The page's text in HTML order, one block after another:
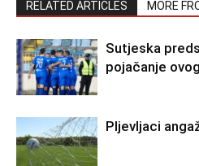
RELATED ARTICLES MORE
Sutjeska
pojačanje
Pljevljaci